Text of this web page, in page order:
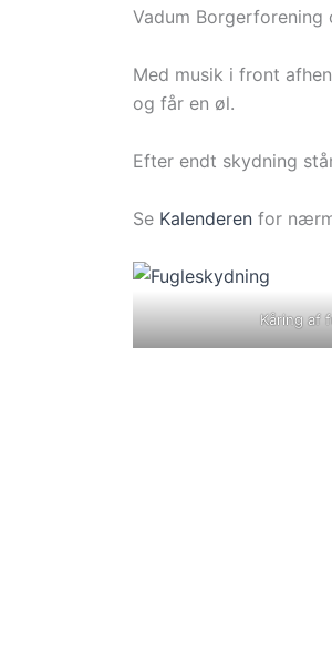
Vadum
Med musik i front
og får en øl.
Efter endt skydning
Se Kalenderen for
Kåring af